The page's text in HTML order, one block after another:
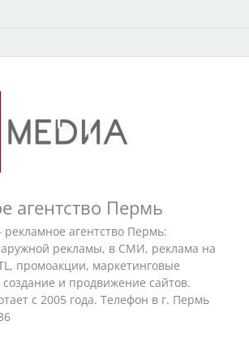
агентство Пермь
агентство Пермь:
рекламы, в СМИ, реклама на
промоакции, маркетинговые
создание и продвижение сайтов.
с 2005 года. Телефон в г. Пермь